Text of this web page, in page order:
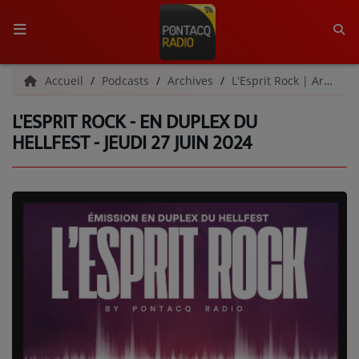
ACCUEIL
RADIO
L'ÉQUIPE
GRILLE DES PROGRAMMES
C'ÉTAIT QUOI CE TITRE ?
PODCASTS - SAISON 2026/2027
Accueil Podcasts Archives L'Esprit Rock | Archives
L'ESPRIT ROCK - EN DUPLEX DU
HELLFEST - JEUDI 27 JUIN 2024